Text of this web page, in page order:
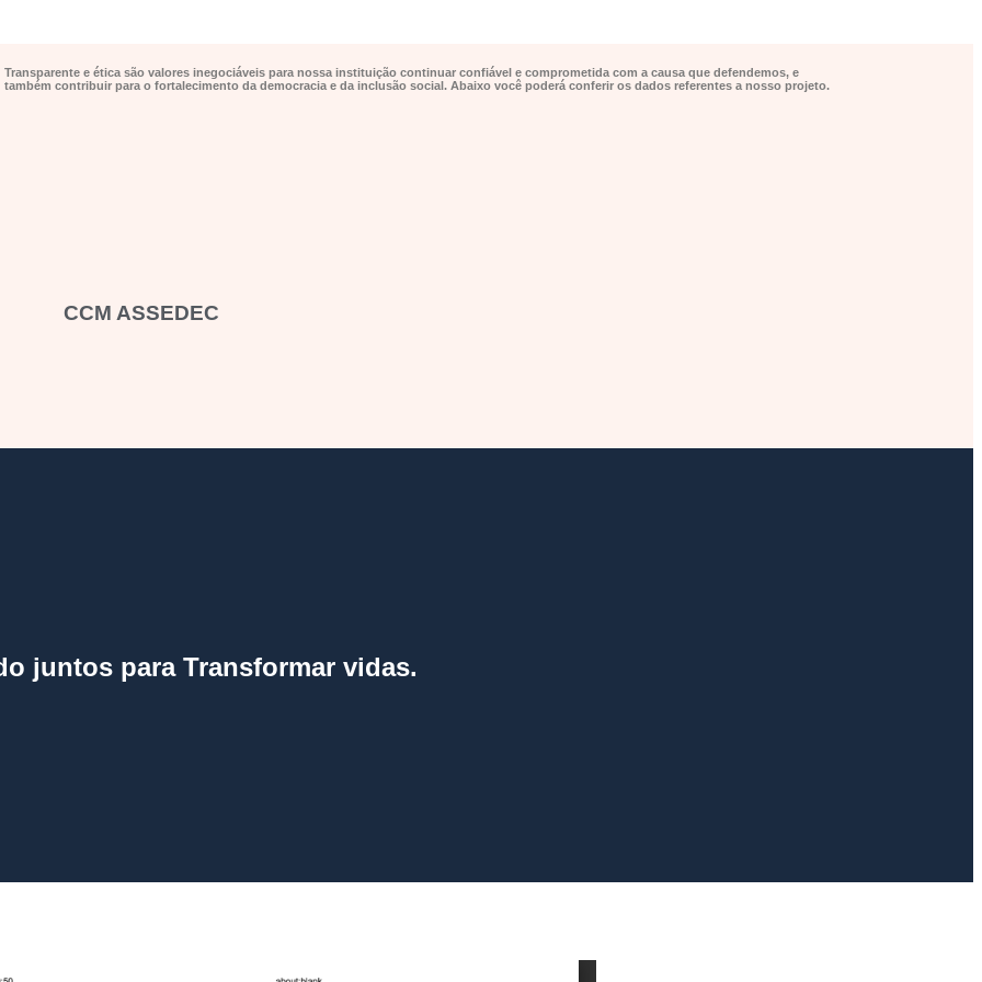
Transparente e ética são valores inegociáveis para nossa instituição continuar confiável e comprometida com a causa que defendemos, e
também contribuir para o fortalecimento da democracia e da inclusão social. Abaixo você poderá conferir os dados referentes a nosso projeto.
CCM ASSEDEC
juntos para Transformar vidas.